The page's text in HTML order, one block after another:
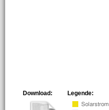
Legende:
Download: